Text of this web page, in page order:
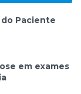
Paciente
em exames